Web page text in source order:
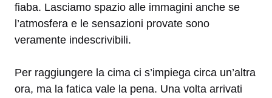
fiaba. Lasciamo spazio alle immagini anche se
l’atmosfera e le sensazioni provate sono
veramente indescrivibili.
Per raggiungere la cima ci s’impiega circa un’altra
ora, ma la fatica vale la pena. Una volta arrivati